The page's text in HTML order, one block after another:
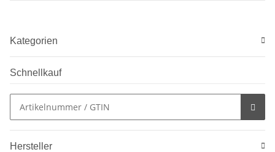
Kategorien
Schnellkauf
Hersteller